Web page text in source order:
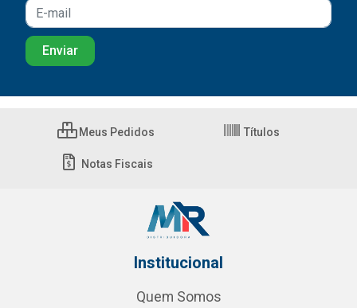
Meus Pedidos Títulos
Notas Fiscais
Institucional
Quem Somos